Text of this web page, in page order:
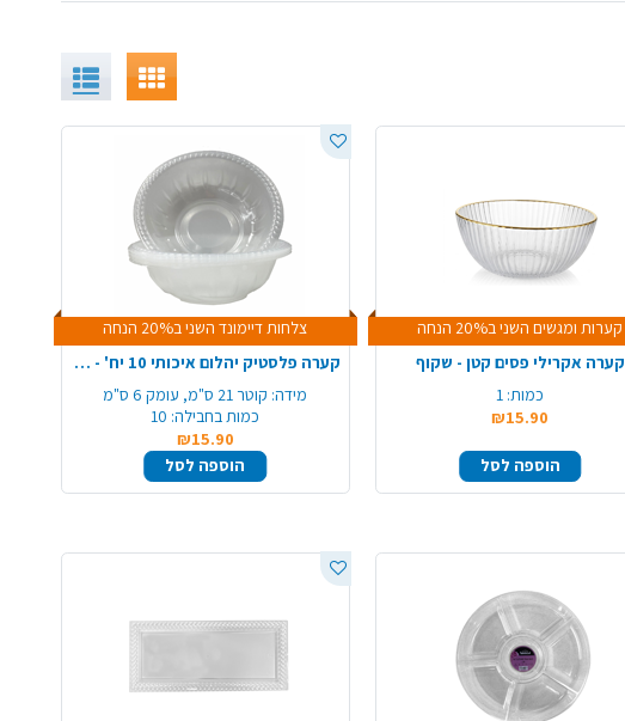
קערות ומגשים השני ב20% הנחה
קערה אקרילי פסים קטן - שקוף
כמות: 1
₪15.90
הוספה לסל
צלחות דיימונד השני ב20% הנחה
קערה פלסטיק יהלום איכותי 10 יח' - שקוף
מידה: קוטר 21 ס"מ, עומק 6 ס"מ
כמות בחבילה: 10
₪15.90
הוספה לסל